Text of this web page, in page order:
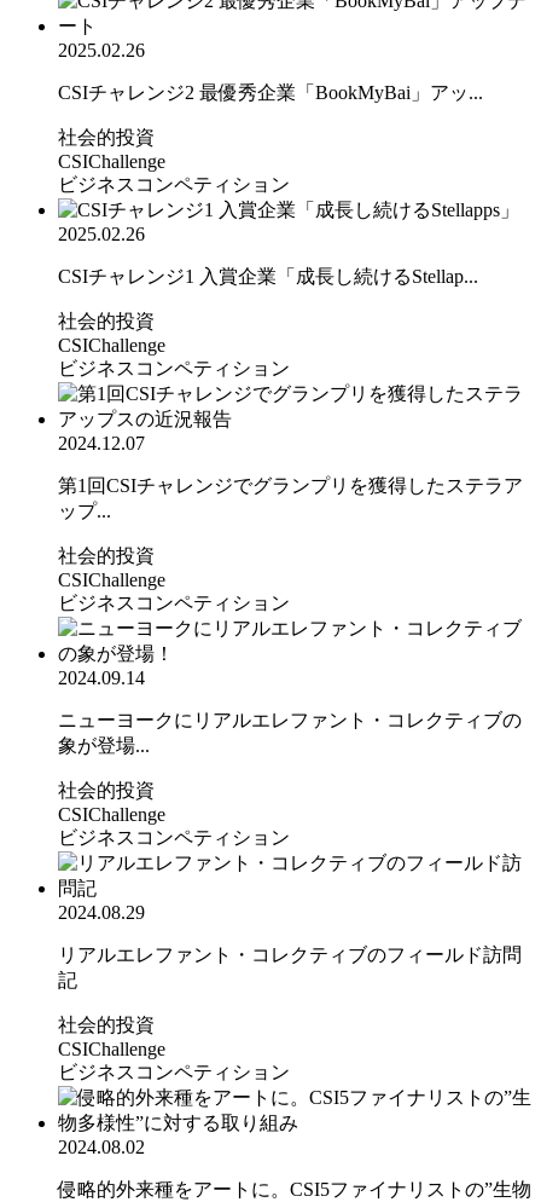
2025.02.26
CSIチャレンジ2 最優秀企業「BookMyBai」アッ...
社会的投資
CSIChallenge
ビジネスコンペティション
2025.02.26
CSIチャレンジ1 入賞企業「成長し続けるStellap...
社会的投資
CSIChallenge
ビジネスコンペティション
2024.12.07
第1回CSIチャレンジでグランプリを獲得したステラア
ップ...
社会的投資
CSIChallenge
ビジネスコンペティション
2024.09.14
ニューヨークにリアルエレファント・コレクティブの
象が登場...
社会的投資
CSIChallenge
ビジネスコンペティション
2024.08.29
リアルエレファント・コレクティブのフィールド訪問
記
社会的投資
CSIChallenge
ビジネスコンペティション
2024.08.02
侵略的外来種をアートに。CSI5ファイナリストの”生物